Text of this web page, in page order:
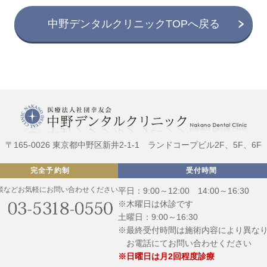
中野デンタルクリニックTOPへ戻る
〒165-0026 東京都中野区新井2-1-1 ランドコープビル2F、5F、6F
完全予約制
などお気軽にお問い合わせください
受付時間
平日：9:00～12:00 14:00～16:30
※木曜日は休診です
土曜日：9:00～16:30
※最終受付時間は施術内容により異な
お電話にてお問い合わせください
※日曜日は月2回程度診療